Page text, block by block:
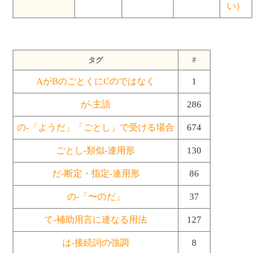
い）
タグ #
AがBのごとくにCのではなく 1
が-主語 286
の-「ようだ」「ごとし」で受ける場合 674
ごとし-類似-連用形 130
だ-断定・指定-連用形 86
の-「〜のだ」 37
て-補助用言に連なる用法 127
は-接続詞の強調 8